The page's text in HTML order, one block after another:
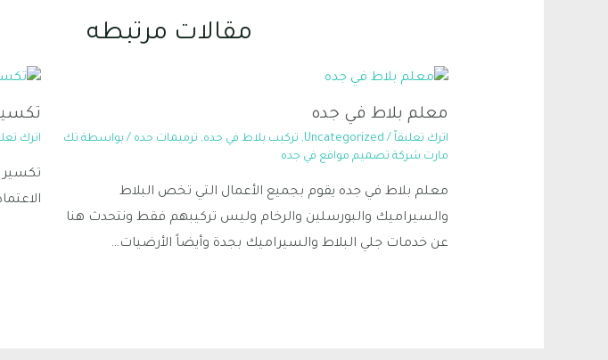
مقالات مرتبطه
معلم بلاط في جده
اترك تعليقاً /
Uncategorized
, تركيب بلاط في جده, ترميمات جده / بواسطة تك
مارت شركة تصميم مواقع في جده
معلم بلاط في جده يقوم بجميع الأعمال التي تخص البلاط
والسيراميك والبورسلين والرخام وليس تركيبهم فقط ونتحدث هنا
عن خدمات جلي البلاط والسيراميك بجدة وأيضاً الأرضيات…
اترك
تكسير